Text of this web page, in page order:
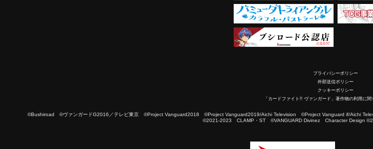
プライバシーポリシー
外部送信ポリシー
クッキーポリシー
「カードファイト!! ヴァンガード」著作物の利用に関
©Bushiroad ©ヴァンガードG2016／テレビ東京 ©Project Vanguard2018 ©Project Vanguard2019/Aichi Television ©Project Vanguard if/Aichi
©2021-2023 CLAMP・ST ©VANGUARD Divinez Character Design